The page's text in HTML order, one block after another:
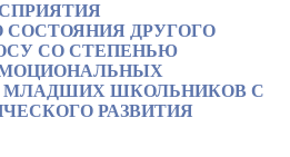
ДРУГОГО
СО СТЕПЕНЬЮ
МЛАДШИХ ШКОЛЬНИКОВ С
РАЗВИТИЯ